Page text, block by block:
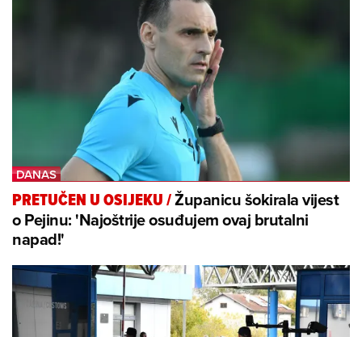
PRETUČEN U OSIJEKU/Županicu šokirala vijest
o Pejinu: 'Najoštrije osuđujem ovaj brutalni
napad!'